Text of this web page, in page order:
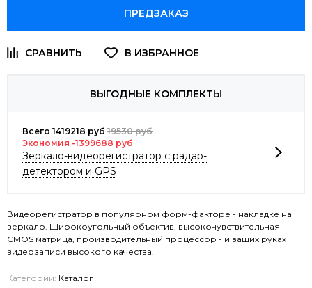
ПРЕДЗАКАЗ
ВЫГОДНЫЕ КОМПЛЕКТЫ
Всего 1419218 руб 19530 руб
Экономия -1399688 руб
Зеркало-видеорегистратор с радар-
детектором и GPS
Видеорегистратор в популярном форм-факторе - накладке на
зеркало. Широкоугольный объектив, высокочувствительная
CMOS матрица, производительный процессор - и ваших руках
видеозаписи высокого качества.
Категории: Каталог